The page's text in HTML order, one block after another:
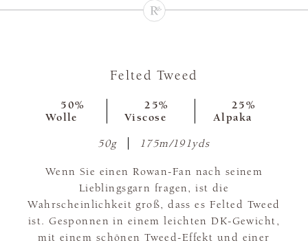
Felted Tweed
50%
Wolle
25%
Viscose
25%
Alpaka
50g 175m/191yds
Wenn Sie einen Rowan-Fan nach seinem
Lieblingsgarn fragen, ist die
Wahrscheinlichkeit groß, dass es Felted Tweed
ist. Gesponnen in einem leichten DK-Gewicht,
mit einem schönen Tweed-Effekt und einer